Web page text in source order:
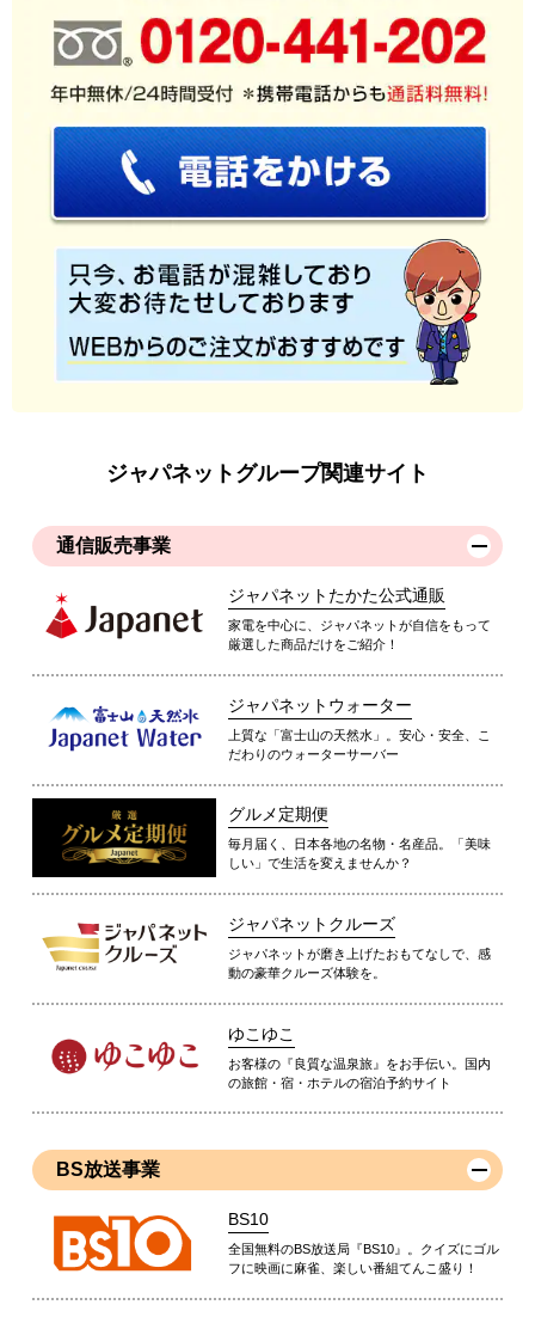
ジャパネットグループ関連サイト
通信販売事業
ジャパネットたかた公式通販
家電を中心に、ジャパネットが自信をもって
厳選した商品だけをご紹介！
ジャパネットウォーター
上質な「富士山の天然水」。安心・安全、こ
だわりのウォーターサーバー
グルメ定期便
毎月届く、日本各地の名物・名産品。「美味
しい」で生活を変えませんか？
ジャパネットクルーズ
ジャパネットが磨き上げたおもてなしで、感
動の豪華クルーズ体験を。
ゆこゆこ
お客様の『良質な温泉旅』をお手伝い。国内
の旅館・宿・ホテルの宿泊予約サイト
BS放送事業
BS10
全国無料のBS放送局『BS10』。クイズにゴル
フに映画に麻雀、楽しい番組てんこ盛り！